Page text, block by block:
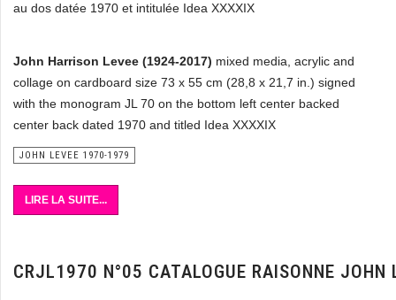
au dos datée 1970 et intitulée Idea XXXXIX
John Harrison Levee (1924-2017) mixed media, acrylic and
collage on cardboard size 73 x 55 cm (28,8 x 21,7 in.) signed
with the monogram JL 70 on the bottom left center backed
center back dated 1970 and titled Idea XXXXIX
JOHN LEVEE 1970-1979
LIRE LA SUITE...
CRJL1970 N°05 CATALOGUE RAISONNE JOHN